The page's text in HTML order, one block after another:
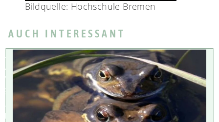
Bildquelle: Hochschule Bremen
AUCH INTERESSANT
U
M
W
E
L
T